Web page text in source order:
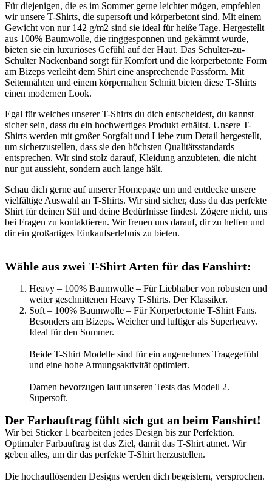
Für diejenigen, die es im Sommer gerne leichter mögen, empfehlen
wir unsere T-Shirts, die supersoft und körperbetont sind. Mit einem
Gewicht von nur 142 g/m2 sind sie ideal für heiße Tage. Hergestellt
aus 100% Baumwolle, die ringgesponnen und gekämmt wurde,
bieten sie ein luxuriöses Gefühl auf der Haut. Das Schulter-zu-
Schulter Nackenband sorgt für Komfort und die körperbetonte Form
am Bizeps verleiht dem Shirt eine ansprechende Passform. Mit
Seitennähten und einem körpernahen Schnitt bieten diese T-Shirts
einen modernen Look.
Egal für welches unserer T-Shirts du dich entscheidest, du kannst
sicher sein, dass du ein hochwertiges Produkt erhältst. Unsere T-
Shirts werden mit großer Sorgfalt und Liebe zum Detail hergestellt,
um sicherzustellen, dass sie den höchsten Qualitätsstandards
entsprechen. Wir sind stolz darauf, Kleidung anzubieten, die nicht
nur gut aussieht, sondern auch lange hält.
Schau dich gerne auf unserer Homepage um und entdecke unsere
vielfältige Auswahl an T-Shirts. Wir sind sicher, dass du das perfekte
Shirt für deinen Stil und deine Bedürfnisse findest. Zögere nicht, uns
bei Fragen zu kontaktieren. Wir freuen uns darauf, dir zu helfen und
dir ein großartiges Einkaufserlebnis zu bieten.
Wähle aus zwei T-Shirt Arten für das Fanshirt:
Heavy – 100% Baumwolle – Für Liebhaber von robusten und
weiter geschnittenen Heavy T-Shirts. Der Klassiker.
Soft – 100% Baumwolle – Für Körperbetonte T-Shirt Fans.
Besonders am Bizeps. Weicher und luftiger als Superheavy.
Ideal für den Sommer.
Beide T-Shirt Modelle sind für ein angenehmes Tragegefühl
und eine hohe Atmungsaktivität optimiert.
Damen bevorzugen laut unseren Tests das Modell 2.
Supersoft.
Der Farbauftrag fühlt sich gut an beim Fanshirt!
Wir bei Sticker 1 bearbeiten jedes Design bis zur Perfektion.
Optimaler Farbauftrag ist das Ziel, damit das T-Shirt atmet. Wir
geben alles, um dir das perfekte T-Shirt herzustellen.
Die hochauflösenden Designs werden dich begeistern, versprochen.